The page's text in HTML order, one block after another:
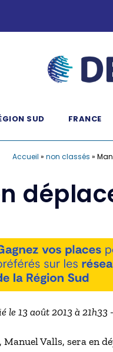
SUD FRANCE
Accueil » non classés »
le 13 août 2013 à
Valls, sera en